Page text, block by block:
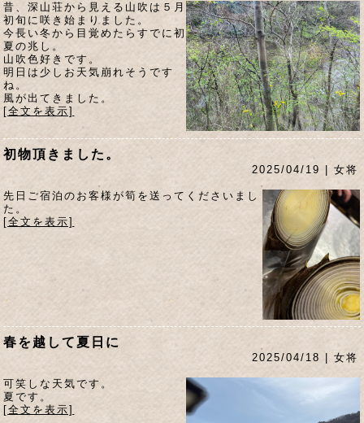
昔、深山荘から見える山吹は５月
初旬に咲き始まりました。
今長い冬から目覚めたらすでに初
夏の兆し。
山吹色好きです。
明日は少しお天気崩れそうです
ね。
風が出てきました。
[全文を表示]
初物頂きました。
2025/04/19 | 女将
先日ご宿泊のお客様が筍を送ってくださいまし
た。
[全文を表示]
春を越して夏日に
2025/04/18 | 女将
可笑しな天気です。
夏です。
[全文を表示]